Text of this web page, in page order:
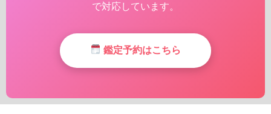
で対応しています。
鑑定予約はこちら